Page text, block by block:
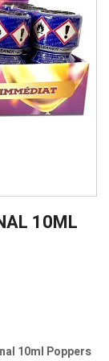
10ML
10ml Poppers